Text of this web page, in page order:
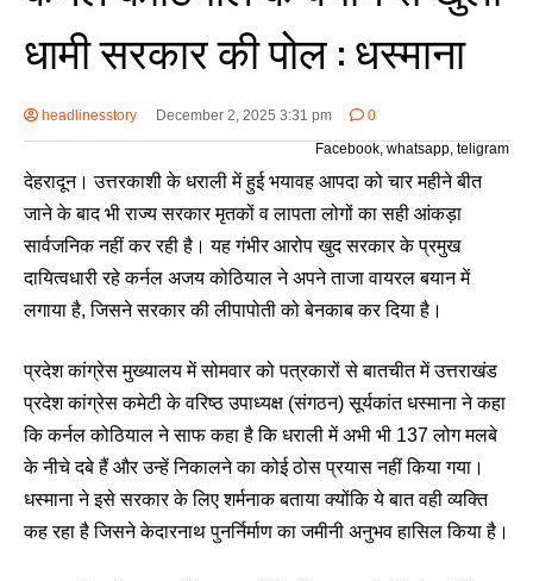
धामी सरकार की पोल : धस्माना
headlinesstory December 2, 2025 3:31 pm
0
Facebook, whatsapp, teligram
देहरादून। उत्तरकाशी के धराली में हुई भयावह आपदा को चार महीने बीत
जाने के बाद भी राज्य सरकार मृतकों व लापता लोगों का सही आंकड़ा
सार्वजनिक नहीं कर रही है। यह गंभीर आरोप खुद सरकार के प्रमुख
दायित्वधारी रहे कर्नल अजय कोठियाल ने अपने ताजा वायरल बयान में
लगाया है, जिसने सरकार की लीपापोती को बेनकाब कर दिया है।
प्रदेश कांग्रेस मुख्यालय में सोमवार को पत्रकारों से बातचीत में उत्तराखंड
प्रदेश कांग्रेस कमेटी के वरिष्ठ उपाध्यक्ष (संगठन) सूर्यकांत धस्माना ने कहा
कि कर्नल कोठियाल ने साफ कहा है कि धराली में अभी भी 137 लोग मलबे
के नीचे दबे हैं और उन्हें निकालने का कोई ठोस प्रयास नहीं किया गया।
धस्माना ने इसे सरकार के लिए शर्मनाक बताया क्योंकि ये बात वही व्यक्ति
कह रहा है जिसने केदारनाथ पुनर्निर्माण का जमीनी अनुभव हासिल किया है।